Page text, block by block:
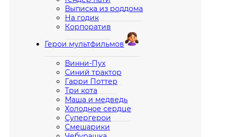
Выписка из роддома
На годик
Корпоратив
Герои мультфильмов
Винни-Пух
Синий трактор
Гарри Поттер
Три кота
Маша и медведь
Холодное сердце
Супергерои
Смешарики